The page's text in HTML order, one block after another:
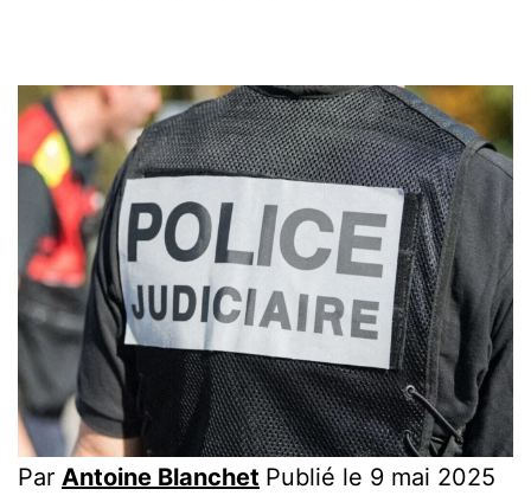
Par Antoine Blanchet Publié le 9 mai 2025